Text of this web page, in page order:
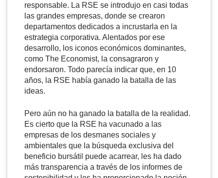
responsable. La RSE se introdujo en casi todas
las grandes empresas, donde se crearon
departamentos dedicados a incrustarla en la
estrategia corporativa. Alentados por ese
desarrollo, los iconos económicos dominantes,
como The Economist, la consagraron y
endorsaron. Todo parecía indicar que, en 10
años, la RSE había ganado la batalla de las
ideas.
Pero aún no ha ganado la batalla de la realidad.
Es cierto que la RSE ha vacunado a las
empresas de los desmanes sociales y
ambientales que la búsqueda exclusiva del
beneficio bursátil puede acarrear, les ha dado
más transparencia a través de los informes de